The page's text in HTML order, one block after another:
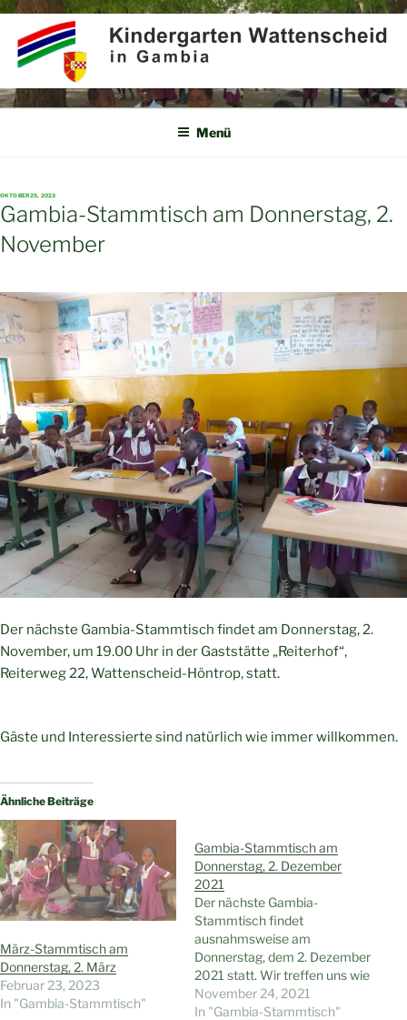
Zum
Inhalt
springen
KINDERGARTEN
WATTENSCHEID IN GAMBIA
Partner für Afrika e.V.
Menü
VERÖFFENTLICHT
OKTOBER 25, 2023
Gambia-Stammtisch am Donnerstag, 2.
November
Der nächste Gambia-Stammtisch findet am Donnerstag, 2.
November, um 19.00 Uhr in der Gaststätte „Reiterhof“,
Reiterweg 22, Wattenscheid-Höntrop, statt.
Gäste und Interessierte sind natürlich wie immer willkommen.
Ähnliche Beiträge
März-Stammtisch am
Donnerstag, 2. März
Februar 23, 2023
In "Gambia-Stammtisch"
Gambia-Stammtisch am
Donnerstag, 2. Dezember
2021
Der nächste Gambia-
Stammtisch findet
ausnahmsweise am
Donnerstag, dem 2. Dezember
2021 statt. Wir treffen uns wie
gewohnt in der Gaststätte
„Reiterhof“, Reiterweg 22 in
November 24, 2021
In "Gambia-Stammtisch"